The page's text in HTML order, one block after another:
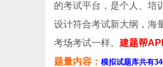
的考试平台，是个人、培
设计符合考试新大纲，海
考场考试一样。 建题帮
题量内容： 模拟试题库共有